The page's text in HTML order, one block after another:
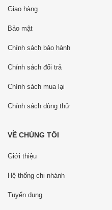
Giao hàng
Bảo mật
Chính sách bảo hành
Chính sách đổi trả
Chính sách mua lại
Chính sách dùng thử
VỀ CHÚNG TÔI
Giới thiệu
Hệ thống chi nhánh
Tuyển dụng